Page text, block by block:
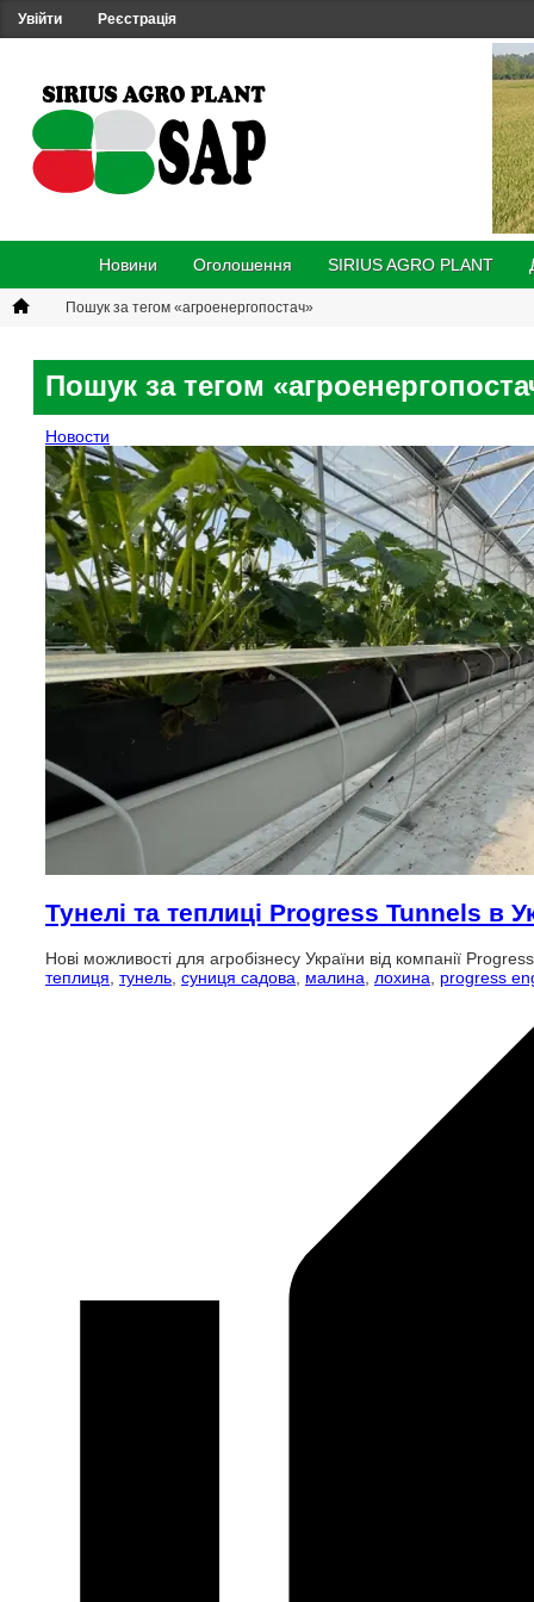
Увійти Реєстрація
Новини Оголошення SIRIUS AGRO PLANT
Пошук за тегом «агроенергопостач»
Пошук за тегом
Новости
Тунелі та теплиці Progress Tunnels в
Нові можливості для агробізнесу України від компанії
теплиця тунель суниця садова малина лохина progress